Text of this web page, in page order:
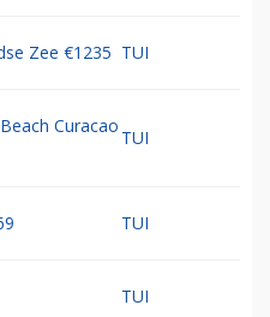
Zee €1235 TUI
Curacao
TUI
TUI
TUI